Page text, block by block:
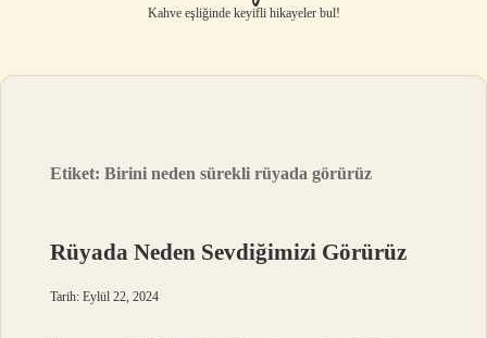
Yasal Uyarı
Kahve eşliğinde keyifli hikayeler bul!
Etiket:Birini neden sürekli rüyada görürüz
Rüyada Neden Sevdiğimizi Görürüz
Tarih: Eylül 22, 2024